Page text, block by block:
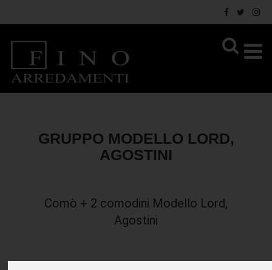
GRUPPO MODELLO LORD,
AGOSTINI
Comò + 2 comodini Modello Lord,
Agostini